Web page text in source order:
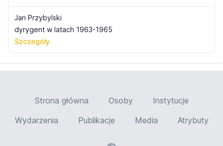
Jan Przybylski
dyrygent w latach 1963-1965
Szczegóły
Strona główna Osoby
Instytucje
Wydarzenia
Publikacje Media Atrybuty